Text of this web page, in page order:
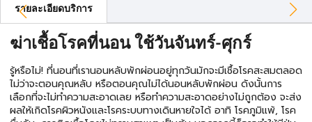
รายละเอียดบริการ
ฆ่าเชื้อโรคที่นอน ใช้วันจันทร์-ศุกร์
รู้หรือไม่! ที่นอนที่เรานอนหลับพักผ่อนอยู่ทุกวันมักจะมีเชื้อโรคสะสมตลอด
ไม่ว่าจะตอนคุณหลับ หรือตอนคุณไม่ได้นอนหลับพักผ่อน ดังนั้นการ
เลือกที่จะไม่ทำความสะอาดเลย หรือทำความสะอาดอย่างไม่ถูกต้อง จะส่ง
ผลให้เกิดโรคผิวหนังและโรคระบบทางเดินหายใจได้ อาทิ โรคภูมิแพ้, โรค